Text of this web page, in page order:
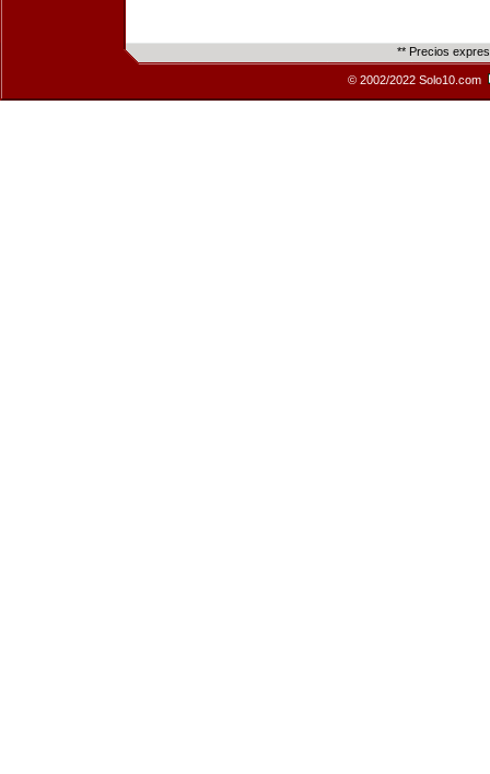
** Precios
© 2002/2022 Solo10.com